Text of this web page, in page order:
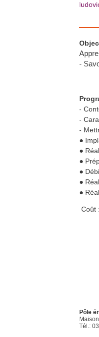
-
-
-
-
●
●
●
●
●
●
Coût
Pôle
Tél.: